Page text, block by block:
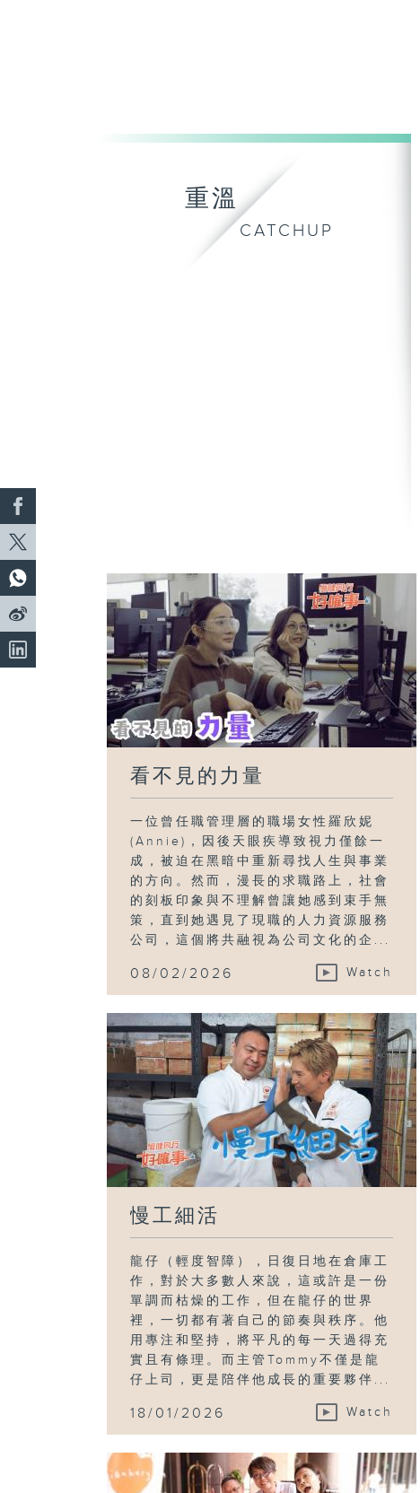
重溫
CATCHUP
看不見的力量
一位曾任職管理層的職場女性羅欣妮
(Annie)，因後天眼疾導致視力僅餘一
成，被迫在黑暗中重新尋找人生與事業
的方向。然而，漫長的求職路上，社會
的刻板印象與不理解曾讓她感到束手無
策，直到她遇見了現職的人力資源服務
公司，這個將共融視為公司文化的企...
08/02/2026 Watch
慢工細活
龍仔（輕度智障），日復日地在倉庫工
作，對於大多數人來說，這或許是一份
單調而枯燥的工作，但在龍仔的世界
裡，一切都有著自己的節奏與秩序。他
用專注和堅持，將平凡的每一天過得充
實且有條理。而主管Tommy不僅是龍
仔上司，更是陪伴他成長的重要夥伴...
18/01/2026 Watch